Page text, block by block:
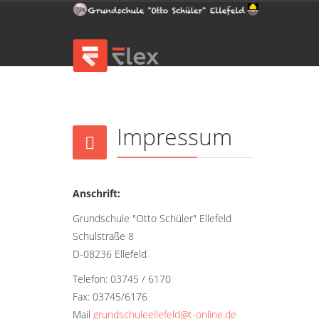
Impressum
Anschrift:
Grundschule "Otto Schüler" Ellefeld
Schulstraße 8
D-08236 Ellefeld
Telefon: 03745 / 6170
Fax: 03745/6176
Mail grundschuleellefeld@t-online.de